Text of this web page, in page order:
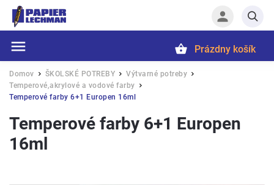
Hľadať
Prázdny košík
Domov / ŠKOLSKÉ POTREBY / Výtvarné potreby /
Temperové,akrylové a vodové farby /
Temperové farby 6+1 Europen 16ml
Temperové farby 6+1 Europen
16ml